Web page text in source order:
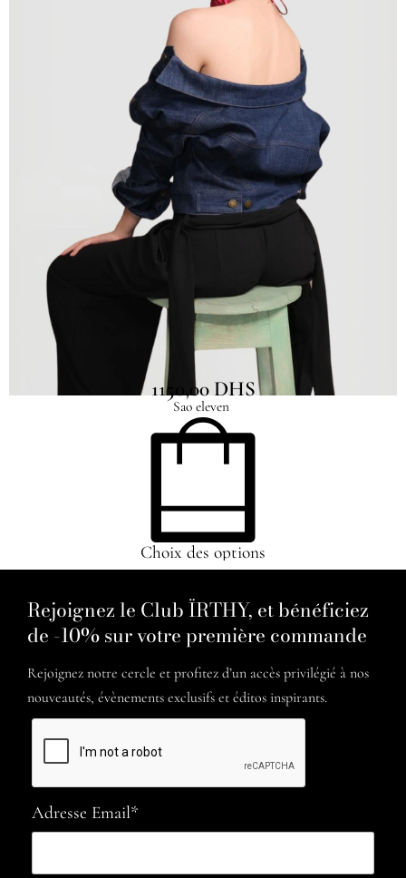
Veste Mila Denim Courte
Sao eleven
1150,00DHS
Choix des options
Rejoignez le Club ÏRTHY, et bénéficiez
de -10% sur votre première commande
Rejoignez notre cercle et profitez d’un accès privilégié à nos
nouveautés, évènements exclusifs et éditos inspirants.
Adresse Email*